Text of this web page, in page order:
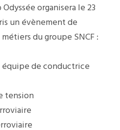
organisera le 23
un évènement de
du groupe SNCF :
équipe de conductrice
tension